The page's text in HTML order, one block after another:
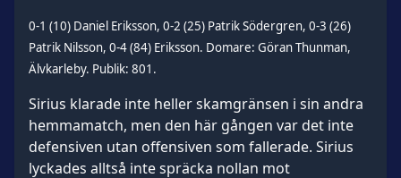
0-1 (10) Daniel Eriksson, 0-2 (25) Patrik Södergren, 0-3 (26)
Patrik Nilsson, 0-4 (84) Eriksson. Domare: Göran Thunman,
Älvkarleby. Publik: 801.
Sirius klarade inte heller skamgränsen i sin andra
hemmamatch, men den här gången var det inte
defensiven utan offensiven som fallerade. Sirius
lyckades alltså inte spräcka nollan mot